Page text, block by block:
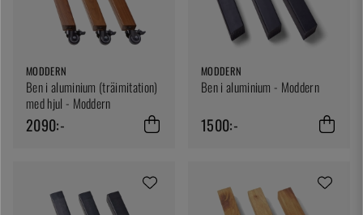
MODDERN
Ben i aluminium (träimitation)
med hjul - Moddern
2090:-
MODDERN
Ben i aluminium - Moddern
1500:-